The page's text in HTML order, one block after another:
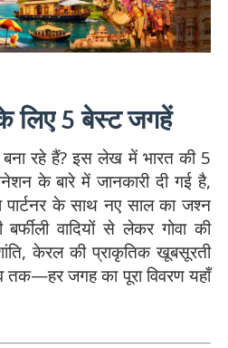
लिए 5 बेस्ट जगहें
रहे हैं? इस लेख में भारत की 5
के बारे में जानकारी दी गई है,
पार्टनर के साथ नए साल का जश्न
वादियों से लेकर गोवा की
शांति, केरल की प्राकृतिक खूबसूरती
जगह का पूरा विवरण यहाँ